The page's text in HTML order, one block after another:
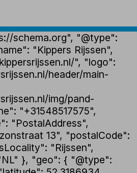
schema.org", "@type":
"Kippers Rijssen",
", "logo":
header/main-
img/pand-
"+31548517575",
"PostalAddress",
13", "postalCode":
"Rijssen",
}, "geo": { "@type":